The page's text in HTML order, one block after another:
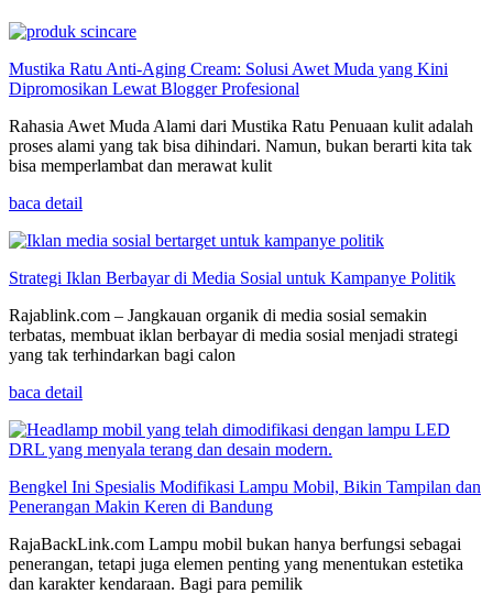
Mustika Ratu Anti-Aging Cream: Solusi Awet Muda yang Kini
Dipromosikan Lewat Blogger Profesional
Rahasia Awet Muda Alami dari Mustika Ratu Penuaan kulit adalah
proses alami yang tak bisa dihindari. Namun, bukan berarti kita tak
bisa memperlambat dan merawat kulit
baca detail
Strategi Iklan Berbayar di Media Sosial untuk Kampanye Politik
Rajablink.com – Jangkauan organik di media sosial semakin
terbatas, membuat iklan berbayar di media sosial menjadi strategi
yang tak terhindarkan bagi calon
baca detail
Bengkel Ini Spesialis Modifikasi Lampu Mobil, Bikin Tampilan dan
Penerangan Makin Keren di Bandung
RajaBackLink.com Lampu mobil bukan hanya berfungsi sebagai
penerangan, tetapi juga elemen penting yang menentukan estetika
dan karakter kendaraan. Bagi para pemilik